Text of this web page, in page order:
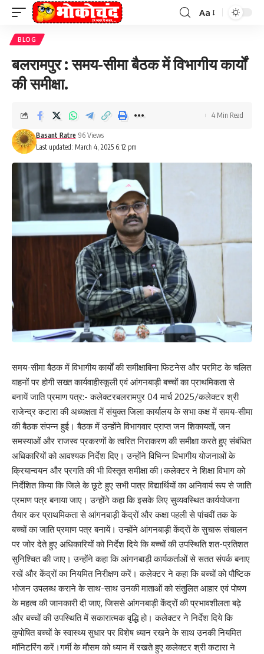
Font
Aa
BLOG
बलरामपुर : समय-सीमा बैठक में विभागीय कार्यों
की समीक्षा.
Last updated: March 4, 2025 6:12 pm
Basant Ratre 96 Views
4 Min Read
समय-सीमा बैठक में विभागीय कार्यों की समीक्षाबिना फिटनेस और परमिट के चलित
वाहनों पर होगी सख्त कार्यवाहीस्कूली एवं आंगनबाड़ी बच्चों का प्राथमिकता से
बनायें जाति प्रमाण पत्र:- कलेक्टरबलरामपुर 04 मार्च 2025/कलेक्टर श्री
राजेन्द्र कटारा की अध्यक्षता में संयुक्त जिला कार्यालय के सभा कक्ष में समय-सीमा
की बैठक संपन्न हुई। बैठक में उन्होंने विभागवार प्राप्त जन शिकायतों, जन
समस्याओं और राजस्व प्रकरणों के त्वरित निराकरण की समीक्षा करते हुए संबंधित
अधिकारियों को आवश्यक निर्देश दिए। उन्होंने विभिन्न विभागीय योजनाओं के
क्रियान्वयन और प्रगति की भी विस्तृत समीक्षा की।कलेक्टर ने शिक्षा विभाग को
निर्देशित किया कि जिले के छूटे हुए सभी पात्र विद्यार्थियों का अनिवार्य रूप से जाति
प्रमाण पत्र बनाया जाए। उन्होंने कहा कि इसके लिए सुव्यवस्थित कार्ययोजना
तैयार कर प्राथमिकता से आंगनबाड़ी केंद्रों और कक्षा पहली से पांचवीं तक के
बच्चों का जाति प्रमाण पत्र बनायें। उन्होंने आंगनबाड़ी केंद्रों के सुचारू संचालन
पर जोर देते हुए अधिकारियों को निर्देश दिये कि बच्चों की उपस्थिति शत-प्रतिशत
सुनिश्चित की जाए। उन्होंने कहा कि आंगनबाड़ी कार्यकर्ताओं से सतत संपर्क बनाए
रखें और केंद्रों का नियमित निरीक्षण करें। कलेक्टर ने कहा कि बच्चों को पौष्टिक
भोजन उपलब्ध कराने के साथ-साथ उनकी माताओं को संतुलित आहार एवं पोषण
के महत्व की जानकारी दी जाए, जिससे आंगनबाड़ी केंद्रों की प्रभावशीलता बढ़े
और बच्चों की उपस्थिति में सकारात्मक वृद्धि हो। कलेक्टर ने निर्देश दिये कि
कुपोषित बच्चों के स्वास्थ्य सुधार पर विशेष ध्यान रखने के साथ उनकी नियमित
मॉनिटरिंग करें।गर्मी के मौसम को ध्यान में रखते हुए कलेक्टर श्री कटारा ने